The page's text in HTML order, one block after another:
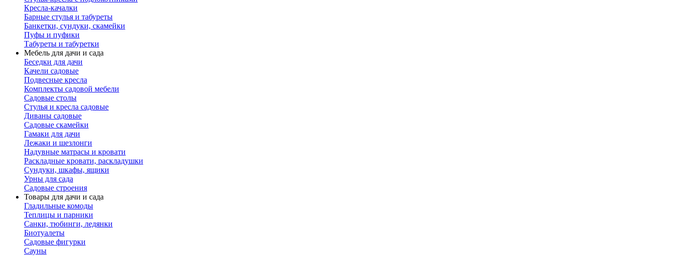
Кресла-качалки
Барные стулья и табуреты
Банкетки, сундуки, скамейки
Пуфы и пуфики
Табуреты и табуретки
Мебель для дачи и сада
Беседки для дачи
Качели садовые
Подвесные кресла
Комплекты садовой мебели
Садовые столы
Стулья и кресла садовые
Диваны садовые
Садовые скамейки
Гамаки для дачи
Лежаки и шезлонги
Надувные матрасы и кровати
Раскладные кровати, раскладушки
Сундуки, шкафы, ящики
Урны для сада
Садовые строения
Товары для дачи и сада
Гладильные комоды
Теплицы и парники
Санки, тюбинги, ледянки
Биотуалеты
Садовые фигурки
Сауны